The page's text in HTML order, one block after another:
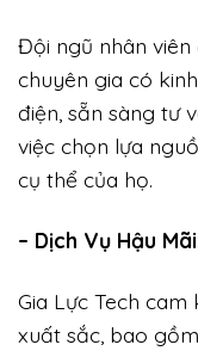
Đội ngũ nhân viên
chuyên gia có
điện, sẵn sàng tư
việc chọn lựa
cụ thể của họ.
– Dịch Vụ Hậu
Gia Lực Tech
xuất sắc, bao